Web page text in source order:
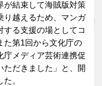
が結束して海賊版対策
り越えるため、マンガ
る支援の場としてコ
た第1回から文化庁の
庁メディア芸術連携促
ただきました」と、開
。